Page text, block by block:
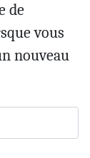
de
vous
nouveau